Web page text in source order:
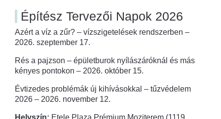
Építész Tervezői Napok 2026
Azért a víz a zűr? – vízszigetelések rendszerben –
2026. szeptember 17.
Rés a pajzson – épületburok nyílászáróknál és más
kényes pontokon – 2026. október 15.
Évtizedes problémák új kihívásokkal – tűzvédelem
2026 – 2026. november 12.
Helyszín: Etele Plaza Prémium Moziterem (1119